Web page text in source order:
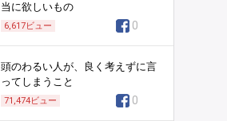
当に欲しいもの
6,617ビュー 0
頭のわるい人が、良く考えずに言
ってしまうこと
71,474ビュー 0